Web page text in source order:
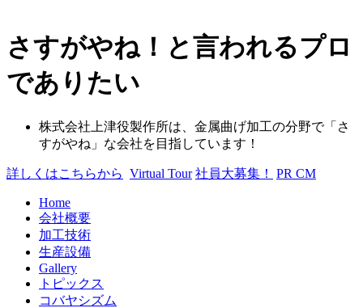
さすがやね！と言われるプロ
でありたい
株式会社上津役製作所は、金属曲げ加工の分野で「さ
すがやね」な会社を目指しています！
詳しくはこちらから Virtual Tour 社員大募集！ PR CM
Home
会社概要
加工技術
生産設備
Gallery
トピックス
コバヤシズム